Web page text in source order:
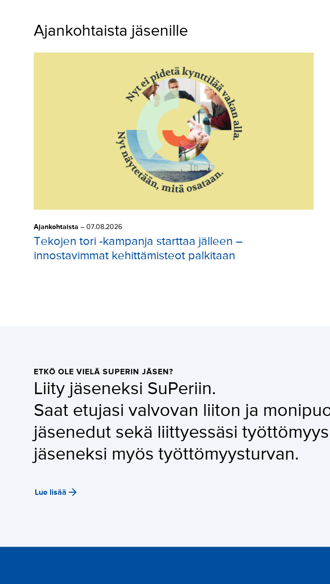
Ajankohtaista jäsenille
Ajankohtaista – 07.08.2026
Tekojen tori -kampanja starttaa jälleen –
innostavimmat kehittämisteot palkitaan
ETKÖ OLE VIELÄ SUPERIN JÄSEN?
Liity jäseneksi SuPeriin.
Saat etujasi valvovan liiton ja
jäsenedut sekä liittyessäsi
jäseneksi myös työttömyysturvan.
Lue lisää